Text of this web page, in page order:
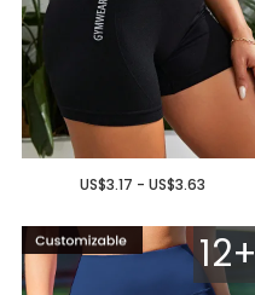
US$3.17 - US$3.63
12+